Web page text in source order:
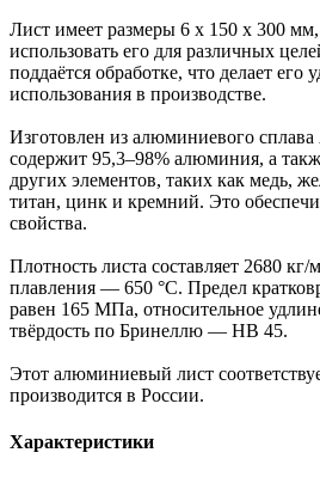
Лист имеет размеры 6 х 150 х 300 мм,
использовать его для различных
поддаётся обработке, что делает его
использования в производстве.
Изготовлен из алюминиевого
содержит 95,3–98% алюминия, а
других элементов, таких как медь,
титан, цинк и кремний. Это
свойства.
Плотность листа составляет 2680 кг/
плавления — 650 °C. Предел
равен 165 МПа, относительное
твёрдость по Бринеллю — HB 45.
Этот алюминиевый лист
производится в России.
Характеристики